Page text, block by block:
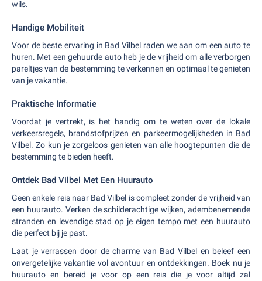
wils.
Handige Mobiliteit
Voor de beste ervaring in Bad Vilbel raden we aan om een ​​auto te
huren. Met een gehuurde auto heb je de vrijheid om alle verborgen
pareltjes van de bestemming te verkennen en optimaal te genieten
van je vakantie.
Praktische Informatie
Voordat je vertrekt, is het handig om te weten over de lokale
verkeersregels, brandstofprijzen en parkeermogelijkheden in Bad
Vilbel. Zo kun je zorgeloos genieten van alle hoogtepunten die de
bestemming te bieden heeft.
Ontdek Bad Vilbel Met Een Huurauto
Geen enkele reis naar Bad Vilbel is compleet zonder de vrijheid van
een huurauto. Verken de schilderachtige wijken, adembenemende
stranden en levendige stad op je eigen tempo met een huurauto
die perfect bij je past.
Laat je verrassen door de charme van Bad Vilbel en beleef een
onvergetelijke vakantie vol avontuur en ontdekkingen. Boek nu je
huurauto en bereid je voor op een reis die je voor altijd zal